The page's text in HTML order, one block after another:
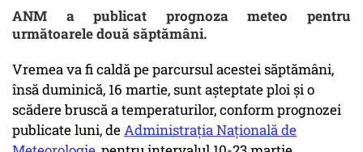
ANM a publicat prognoza meteo pentru
următoarele două săptămâni.
Vremea va fi caldă pe parcursul acestei săptămâni,
însă duminică, 16 martie, sunt așteptate ploi și o
scădere bruscă a temperaturilor, conform prognozei
publicate luni, deAdministrația Națională de